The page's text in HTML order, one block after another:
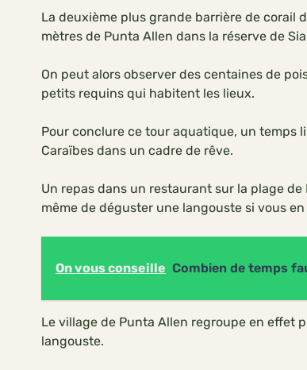
La deuxième plus grande barrière de corail
mètres de Punta Allen dans la réserve de
On peut alors observer des centaines de
petits requins qui habitent les lieux.
Pour conclure ce tour aquatique, un temps
Caraïbes dans un cadre de rêve.
Un repas dans un restaurant sur la plage
même de déguster une langouste si vous en
On vous conseille Combien de temps
Le village de Punta Allen regroupe en effet
langouste.